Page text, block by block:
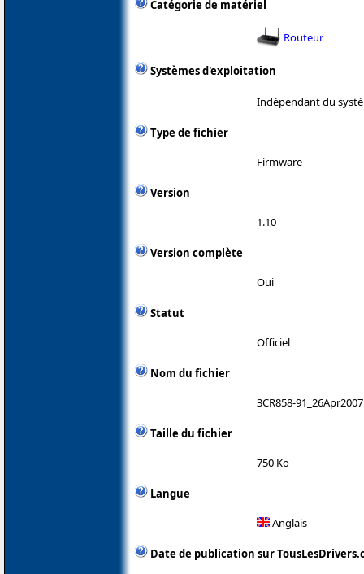
Catégorie de matériel
Routeur
Systèmes d'exploitation
Indépendant du
Type de fichier
Firmware
Version
1.10
Version complète
Oui
Statut
Officiel
Nom du fichier
3CR858-
Taille du fichier
750 Ko
Langue
Anglais
Date de publication sur